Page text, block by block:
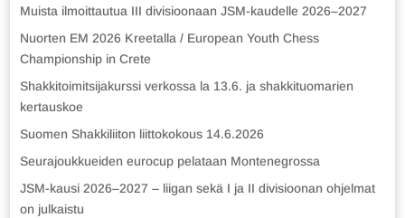
Muista ilmoittautua III divisioonaan JSM-kaudelle 2026–2027
Nuorten EM 2026 Kreetalla / European Youth Chess
Championship in Crete
Shakkitoimitsijakurssi verkossa la 13.6. ja shakkituomarien
kertauskoe
Suomen Shakkiliiton liittokokous 14.6.2026
Seurajoukkueiden eurocup pelataan Montenegrossa
JSM-kausi 2026–2027 – liigan sekä I ja II divisioonan ohjelmat
on julkaistu